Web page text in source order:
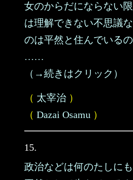
女のからだにならない
は理解できない不思議
のは平然と住んでいるの
……
（→続きはクリック）
（ 太宰治 ）
（ Dazai Osamu ）
15.
政治などは何のたしにも